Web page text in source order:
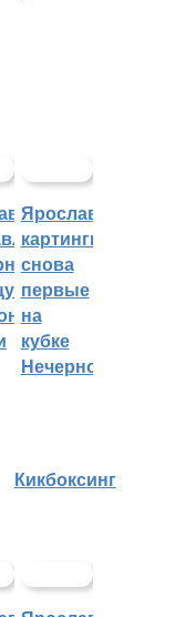
Ярославские
картингисты
снова
первые
на
кубке
Нечерноземья
Кикбоксинг